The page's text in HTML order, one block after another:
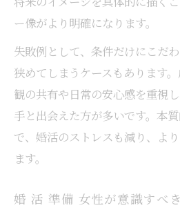
ー像がより明確になります。
失敗例として、条件だけにこだ
狭めてしまうケースもあります
観の共有や日常の安心感を重視
手と出会えた方が多いです。本
で、婚活のストレスも減り、よ
ます。
婚 活 準備 女性が意識すべ